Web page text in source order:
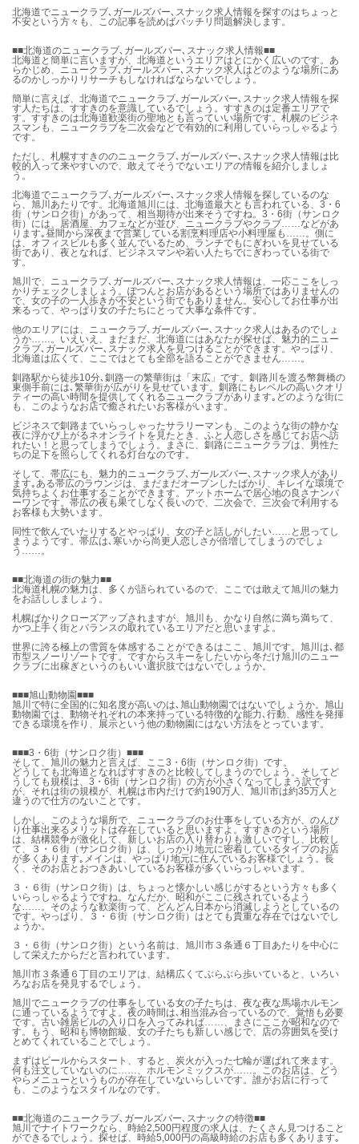
北海道でニュークラブ､ガールズバー､スナック求人情報を探すのはちょっと
不安という方々も、この記事を読めばバッチリ問題解決します。
■■北海道のニュークラブ､ガールズバー､スナック求人情報■■
北海道と簡単に言いますが、北海道というエリアはとにかく広いのです。あ
らかじめ、ニュークラブ､ガールズバー､スナック求人はどのような場所にあ
るのかしっかりリサーチもしなければならないでしょう。
簡単に言えば、北海道でニュークラブ､ガールズバー､スナック求人情報を探
す人たちは、すすきのを意識しているでしょう。すすきのは定番エリアで
す。すすきのは北海道歓楽街の聖地とも言っていい場所です。札幌のビジネ
スマンも、ニュークラブを二次会などで有効的に利用していらっしゃるよう
です。
ただし、札幌すすきののニュークラブ､ガールズバー､スナック求人情報は比
較的入って来やすいので、敢えてそうでないエリアの情報を紹介しましょ
う。
北海道でニュークラブ､ガールズバー､スナック求人情報を探しているのな
ら、旭川あたりです。北海道旭川には、北海道最大とも言われている、3・6
街（サンロク街）があって、相当期待が出来そうですね。3・6街（サンロク
街）には、居酒屋、カフェなどが並び、ニュークラブやクラブ……などがあ
ります｡昼間から深夜まで営業している割烹料理店や小料理屋も……。側に
は、オフィスビルも多く並んでいるため、ランチでもにぎわいを見せている
街であり、夜となれば、ビジネスマンや若い人たちでにぎわっている街で
す。
旭川で、ニュークラブ､ガールズバー､スナック求人情報は、一応ここをしっ
かりチェックしましょう。ぽつんとお店があるという場所ではありませんの
で、女の子の一人歩きが不安という街でもありません。安心してお仕事が出
来るって、やっぱり女の子たちにとって大事な条件です。
他のエリアには、ニュークラブ､ガールズバー､スナック求人はあるのでしょ
うか……。いえいえ、まだまだ、北海道にはあなたが探せば、魅力的ニュー
クラブ､ガールズバー､スナック求人を見つけることができます。やっぱり、
北海道は広くて、ここではとても全部を語ることができません……。
釧路駅から徒歩10分､釧路一の繁華街は「末広」です。釧路川を渡る幣舞橋の
東側手前には､繁華街が広がりを見せています。釧路にもレベルの高いクオリ
ティーの高い時間を提供してくれるニュークラブがあります｡どのような街に
も、このようなお店で癒されたいお客様がいます。
ビジネスで釧路までいらっしゃったサラリーマンも、このような街の静かな
夜に浮かび上がるネオンライトを見たとき、ふと人恋しさを感じてお店へ訪
れたい！と思ってしまうでしょう。まさに、釧路にニュークラブは、男性た
ちの足下を照らしてくれる灯台なのです。
そして、帯広にも、魅力的ニュークラブ､ガールズバー､スナック求人があり
ます｡ある帯広のラウンジは、まだまだオープンしたばかり、キレイな環境で
気持ちよくお仕事することができます。アットホームで居心地の良さナンバ
ーワンです。帯広の夜も果てしなく長いので、二次会で、三次会で利用する
お客様も大勢います。
同性で飲んでいたりするとやっぱり、女の子と話しがしたい……と思ってし
まうようです。帯広は､寒いから尚更人恋しさが倍増してしまうのでしょ
う……。
■■北海道の街の魅力■■
北海道札幌の魅力は、多くが語られているので、ここでは敢えて旭川の魅力
をお話ししましょう。
札幌ばかりクローズアップされますが、旭川も、かなり自然に満ち満ちて、
かつ上手く街とバランスの取れているエリアだと思いますよ。
世界に誇る極上の雪質を体感することができるはここ、旭川です。旭川は､都
市型スノーリゾートです。ですからスキーをしたいから冬だけ旭川のニュー
クラブに出稼ぎというのもいい選択肢ではないでしょうか。
■■■旭山動物園■■■
旭川で特に全国的に知名度が高いのは､旭山動物園ではないでしょうか。旭山
動物園では、動物それぞれの本来持っている特徴的な能力､行動、感性を発揮
できる環境を作り、展示という他の動物園にはない方法をとっています。
■■■3・6街（サンロク街）■■■
そして、旭川の魅力と言えば、ここ3・6街（サンロク街）です。
どうしても北海道となればすすきのと比較してしまうのでしょう。そしてど
うしても規模は、3・6街（サンロク街）の方が小さくなってしまう訳です
が、それは街の規模が、札幌は市内だけで約190万人、旭川市は約35万人と
違うので仕方のないことです。
しかし、このような場所で、ニュークラブのお仕事をしている方が、のんび
り仕事出来るメリットは存在していると思いますよ。すすきのという場所
は、結構競争が激化して、新しいお店の入り替わりも激しいですし、比較し
て、３・６街（サンロク街）は、しっかり地元に密着しているタイプのお店
が多くあります｡メインは、やっぱり地元に住んでいるお客様でしょう。長
く、そのお店とおつきあいしているお客様が多くいらっしゃいます。
３・６街（サンロク街）は、ちょっと懐かしい感じがするという方々も多く
いらっしゃるようですね。なんだか、昭和がここに残されているよう
な……。そのような歓楽街って、どんどん日本から消滅しようとしているの
です。やっぱり、３・６街（サンロク街）はとても貴重な存在ではないでし
ょうか。
３・６街（サンロク街）という名前は、旭川市３条通６丁目あたりを中心に
して栄えたからだと言われています。
旭川市３条通６丁目のエリアは、結構広くてぶらぶら歩いていると、いろい
ろなお店を発見するでしょう。
旭川でニュークラブの仕事をしている女の子たちは、夜な夜な馬場ホルモン
に通っているようですよ。夜の時間は､相当混み合っているので、覚悟も必要
です。古い雑居ビルの入り口を入ってみれば……、まさにここが昭和なので
す。もう、昭和も博物館級、女の子たちも新しい感じで、店の雰囲気を受け
とめてくれていることでしょう。
まずはビールからスタート、すると、炭火が入った七輪が運ばれて来ます。
何も注文していないのに……、ホルモンミックスが……。このお店は、どう
やらメニューというものが存在していないらしいです。誰がお店に行って
も、このようなスタイルなのです。
■■北海道のニュークラブ､ガールズバー､スナックの特徴■■
旭川でナイトワークなら、時給2,500円程度の求人は、たくさん見つけること
ができるでしょう。探せば、時給5,000円の高級時給のお店も多くあります｡